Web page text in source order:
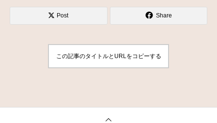
Post Share
この記事のタイトルとURLをコピーする